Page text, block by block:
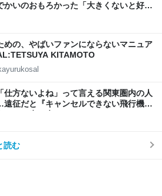
かいのおもろかった「大きくないと好き
めの、やばいファンにならないマニュア
KITAMOTO
仕方ないよね」って言える関東圏内の人
征だと『キャンセルできない飛行機代
ても先に来る
読む